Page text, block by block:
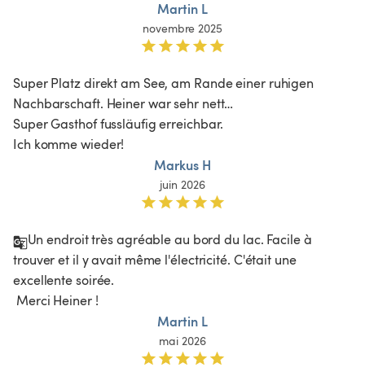
Martin L
novembre 2025
Super Platz direkt am See, am Rande einer ruhigen
Nachbarschaft. Heiner war sehr nett…
Super Gasthof fussläufig erreichbar.
Ich komme wieder!
Markus H
juin 2026
Un endroit très agréable au bord du lac. Facile à
trouver et il y avait même l'électricité. C'était une
excellente soirée.
Merci Heiner !
Martin L
mai 2026